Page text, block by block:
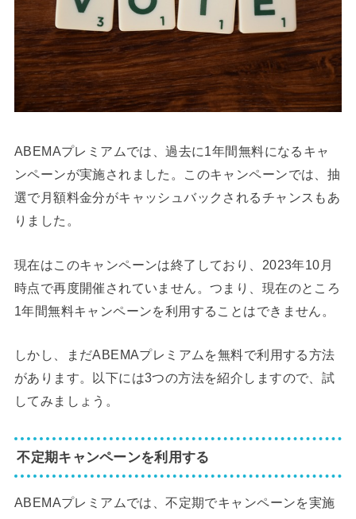
ABEMAプレミアムでは、過去に1年間無料になるキャ
ンペーンが実施されました。このキャンペーンでは、抽
選で月額料金分がキャッシュバックされるチャンスもあ
りました。
現在はこのキャンペーンは終了しており、2023年10月
時点で再度開催されていません。つまり、現在のところ
1年間無料キャンペーンを利用することはできません。
しかし、まだABEMAプレミアムを無料で利用する方法
があります。以下には3つの方法を紹介しますので、試
してみましょう。
不定期キャンペーンを利用する
ABEMAプレミアムでは、不定期でキャンペーンを実施